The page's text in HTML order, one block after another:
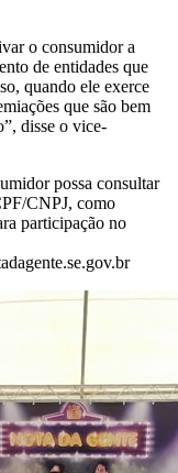
o consumidor a
de entidades que
quando ele exerce
que são bem
disse o vice-
possa consultar
CNPJ, como
participação no